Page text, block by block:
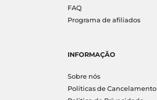
FAQ
Programa de afiliados
INFORMAÇÃO
Sobre nós
Políticas de Cancelamento